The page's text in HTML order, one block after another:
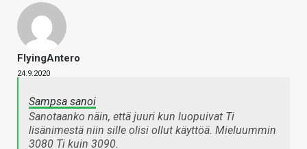
FlyingAntero
24.9.2020
Sampsa sanoi
Sanotaanko näin, että juuri kun luopuivat Ti
lisänimestä niin sille olisi ollut käyttöä. Mieluummin
3080 Ti kuin 3090.